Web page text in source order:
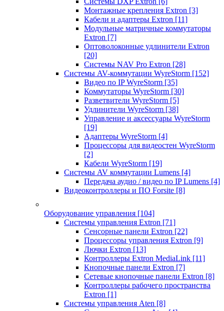
Монтажные крепления Extron [3]
Кабели и адаптеры Extron [11]
Модульные матричные коммутаторы
Extron [7]
Оптоволоконные удлинители Extron
[20]
Системы NAV Pro Extron [28]
Системы AV-коммутации WyreStorm [152]
Видео по IP WyreStorm [35]
Коммутаторы WyreStorm [30]
Разветвители WyreStorm [5]
Удлинители WyreStorm [38]
Управление и аксессуары WyreStorm
[19]
Адаптеры WyreStorm [4]
Процессоры для видеостен WyreStorm
[2]
Кабели WyreStorm [19]
Системы AV коммутации Lumens [4]
Передача аудио / видео по IP Lumens [4]
Видеоконтроллеры и ПО Forsite [8]
Оборудование управления [104]
Системы управления Extron [71]
Сенсорные панели Extron [22]
Процессоры управления Extron [9]
Лючки Extron [13]
Контроллеры Extron MediaLink [11]
Кнопочные панели Extron [7]
Сетевые кнопочные панели Extron [8]
Контроллеры рабочего пространства
Extron [1]
Системы управления Aten [8]